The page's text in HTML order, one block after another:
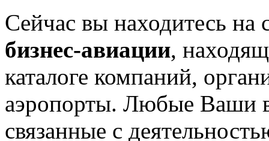
Сейчас вы находитесь на
бизнес-авиации,
каталоге компаний,
аэропорты. Любые Ваши
связанные с